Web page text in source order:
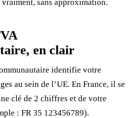
sans approximation.
en clair
identifie votre
au sein de l’UE. En France, il se
clé de 2 chiffres et de votre
: FR 35 123456789).